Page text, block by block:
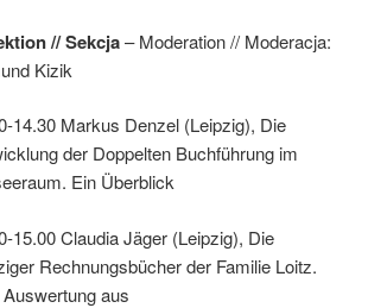
//Sekcja – Moderation // Moderacja:
Kizik
14.30 Markus Denzel (Leipzig), Die
der Doppelten Buchführung im
Ein Überblick
15.00 Claudia Jäger (Leipzig), Die
Rechnungsbücher der Familie Loitz.
Auswertung aus